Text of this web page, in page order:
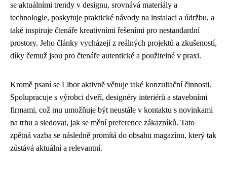
se aktuálními trendy v designu, srovnává materiály a
technologie, poskytuje praktické návody na instalaci a údržbu, a
také inspiruje čtenáře kreativními řešeními pro nestandardní
prostory. Jeho články vycházejí z reálných projektů a zkušeností,
díky čemuž jsou pro čtenáře autentické a použitelné v praxi.
Kromě psaní se Libor aktivně věnuje také konzultační činnosti.
Spolupracuje s výrobci dveří, designéry interiérů a stavebními
firmami, což mu umožňuje být neustále v kontaktu s novinkami
na trhu a sledovat, jak se mění preference zákazníků. Tato
zpětná vazba se následně promítá do obsahu magazínu, který tak
zůstává aktuální a relevantní.